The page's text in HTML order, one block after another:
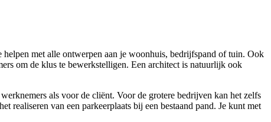
met alle ontwerpen aan je woonhuis, bedrijfspand of tuin. Ook
om de klus te bewerkstelligen. Een architect is natuurlijk ook
als voor de cliënt. Voor de grotere bedrijven kan het zelfs
realiseren van een parkeerplaats bij een bestaand pand. Je kunt met